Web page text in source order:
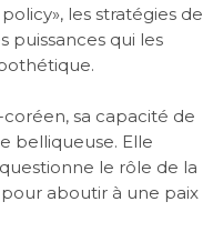
les stratégies de
puissances qui les
sa capacité de
belliqueuse. Elle
le rôle de la
aboutir à une paix